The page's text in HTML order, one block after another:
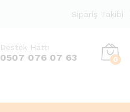
Sipariş Takibi
Destek Hattı
0507 076 07 63 0